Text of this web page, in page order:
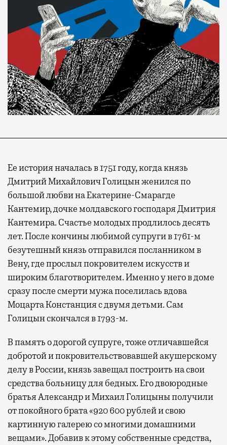
Ее история началась в 1751 году, когда князь
Дмитрий Михайлович Голицын женился по
большой любви на Екатерине-Смарагде
Кантемир, дочке молдавского господаря Дмитрия
Кантемира. Счастье молодых продлилось десять
лет. После кончины любимой супруги в 1761-м
безутешный князь отправился посланником в
Вену, где прослыл покровителем искусств и
широким благотворителем. Именно у него в доме
сразу после смерти мужа поселилась вдова
Моцарта Констанция с двумя детьми. Сам
Голицын скончался в 1793-м.
В память о дорогой супруге, тоже отличавшейся
добротой и покровительствовавшей акушерскому
делу в России, князь завещал построить на свои
средства больницу для бедных. Его двоюродные
братья Александр и Михаил Голицыны получили
от покойного брата «920 600 рублей и свою
картинную галерею со многими домашними
вещами». Добавив к этому собственные средства,